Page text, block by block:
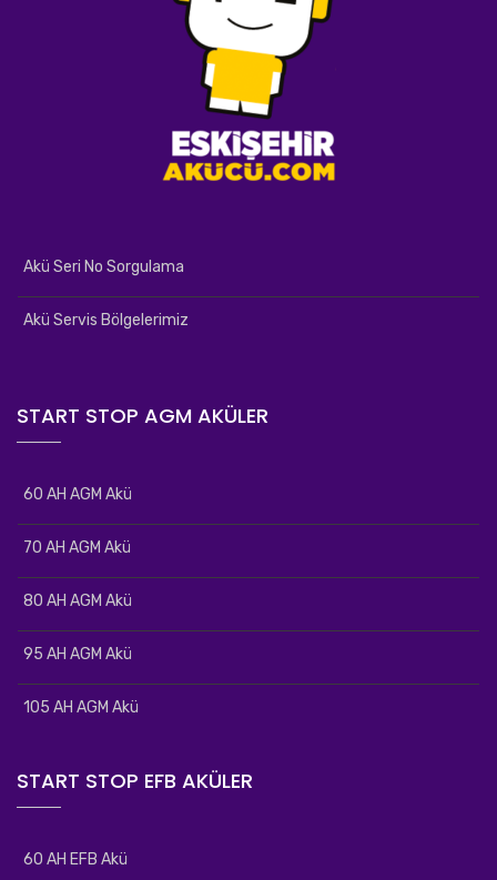
Akü Seri No Sorgulama
Akü Servis Bölgelerimiz
START STOP AGM AKÜLER
60 AH AGM Akü
70 AH AGM Akü
80 AH AGM Akü
95 AH AGM Akü
105 AH AGM Akü
START STOP EFB AKÜLER
60 AH EFB Akü